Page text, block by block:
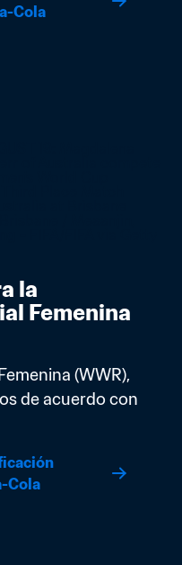
Cola
la
Femenina
(WWR),
de acuerdo con
Cola